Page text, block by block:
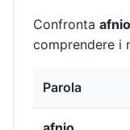
Confronta afnio
comprendere i
Parola